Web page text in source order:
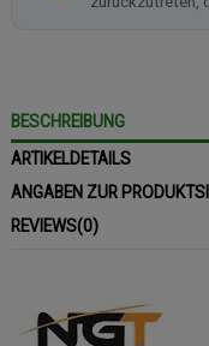
BESCHREIBUNG
ARTIKELDETAILS
ANGABEN ZUR
REVIEWS(0)